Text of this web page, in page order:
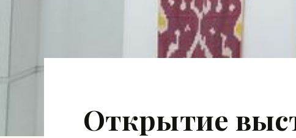
Открытие